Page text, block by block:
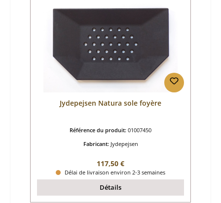
Jydepejsen Natura sole foyère
Référence du produit: 01007450
Fabricant: Jydepejsen
Prix régulier :
117,50 €
Délai de livraison environ 2-3 semaines
Détails